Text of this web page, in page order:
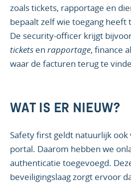
zoals tickets, rapportage en
bepaalt zelf wie toegang
De security-officer krijgt
tickets en rapportage, finance
waar de facturen terug te
WAT IS ER NIEUW?
Safety first geldt natuurlijk ook
portal. Daarom hebben we
authenticatie toegevoegd.
beveiligingslaag zorgt ervoor